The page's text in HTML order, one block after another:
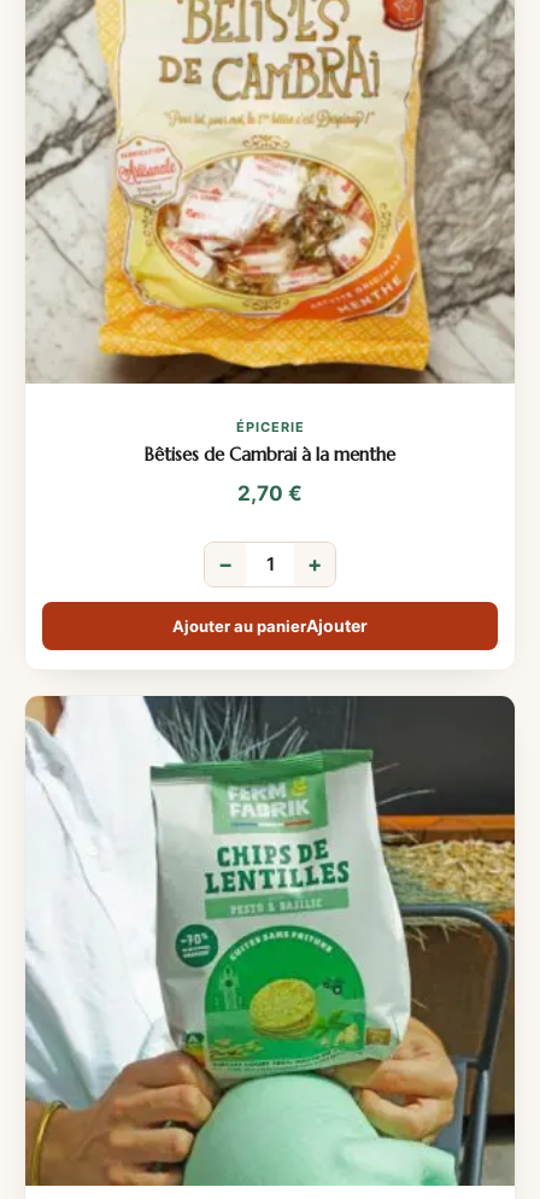
ÉPICERIE
Bêtises de Cambrai à la menthe
2,70 €
− +
Ajouter au panier